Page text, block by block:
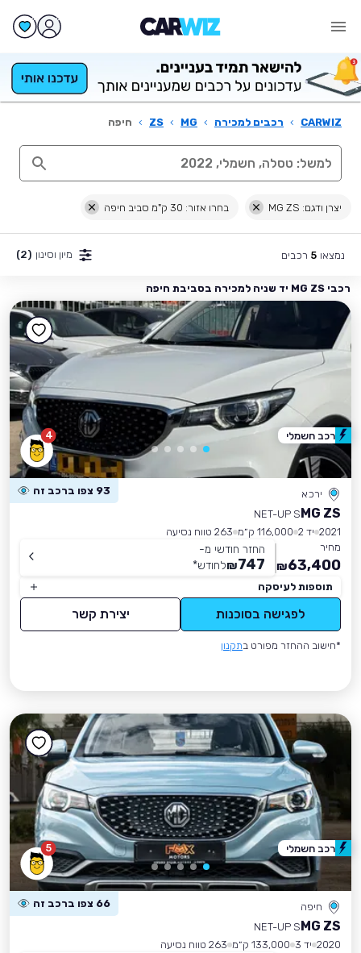
CARWIZ
› רכבים למכירה ›
MG
›
ZS
› חיפה
יצרן ודגם: MG ZS בחרו אזור: 30 ק"מ סביב חיפה
נמצאו 5 רכבים מיון וסינון (2)
רכבי MG ZS יד שניה למכירה בסביבת חיפה
4
ירכא 93 צפו ברכב זה
MG ZS
NET-UP S
2021 יד 2 116,000 ק״מ
263 טווח נסיעה
מחיר
63,400
₪
החזר חודשי מ-
747
₪לחודש*
תוספות לעיסקה
לפגישה בסוכנות יצירת קשר
*חישוב ההחזר מפורט בתקנון
רכב חשמלי
5
חיפה 66 צפו ברכב זה
MG ZS
NET-UP S
2020 יד 3 133,000 ק״מ
263 טווח נסיעה
רכב חשמלי